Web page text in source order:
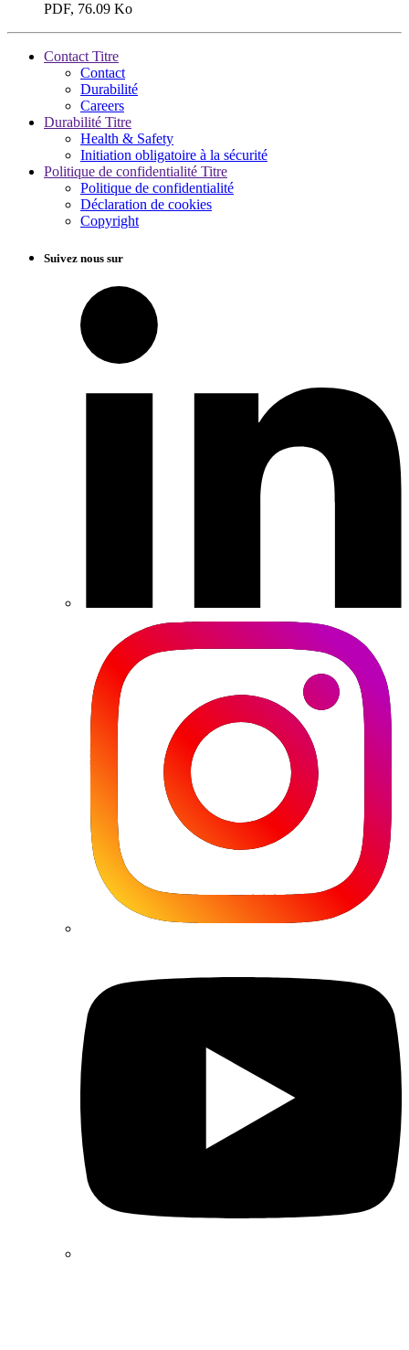
PDF, 76.09 Ko
Contact Titre
Contact
Durabilité
Careers
Durabilité Titre
Health & Safety
Initiation obligatoire à la sécurité
Politique de confidentialité Titre
Politique de confidentialité
Déclaration de cookies
Copyright
Suivez nous sur